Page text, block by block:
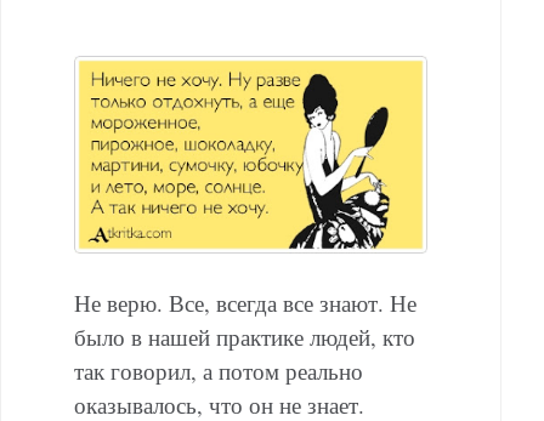
Не верю. Все, всегда все знают. Не
было в нашей практике людей, кто
так говорил, а потом реально
оказывалось, что он не знает.